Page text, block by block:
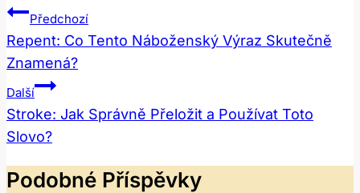
Navigace
Pro
Příspěvek
Předchozí
Repent: Co Tento Náboženský Výraz Skutečně
Znamená?
Další
Stroke: Jak Správně Přeložit a Používat Toto
Slovo?
Podobné Příspěvky